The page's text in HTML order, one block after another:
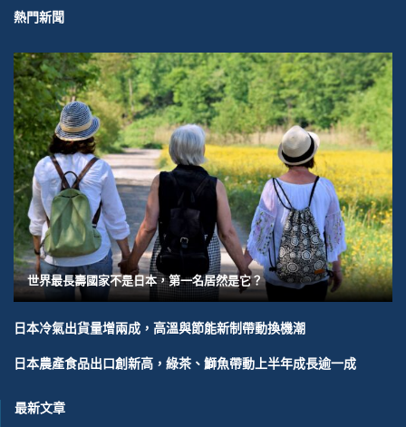
熱門新聞
世界最長壽國家不是日本，第一名居然是它？
日本冷氣出貨量增兩成，高溫與節能新制帶動換機潮
日本農產食品出口創新高，綠茶、鰤魚帶動上半年成長逾一成
最新文章